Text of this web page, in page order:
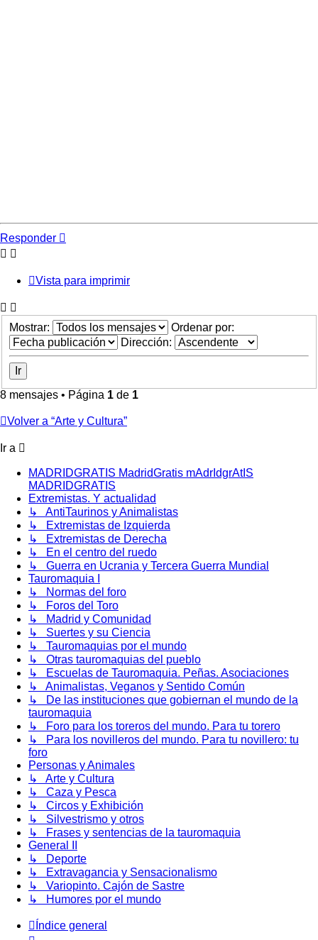
Responder
Vista para imprimir
Mostrar:
Ordenar por:
Dirección:
8 mensajes • Página 1 de 1
Volver a “Arte y Cultura”
Ir a
MADRIDGRATIS MadridGratis mAdrIdgrAtIS
MADRIDGRATIS
Extremistas. Y actualidad
↳ AntiTaurinos y Animalistas
↳ Extremistas de Izquierda
↳ Extremistas de Derecha
↳ En el centro del ruedo
↳ Guerra en Ucrania y Tercera Guerra Mundial
Tauromaquia I
↳ Normas del foro
↳ Foros del Toro
↳ Madrid y Comunidad
↳ Suertes y su Ciencia
↳ Tauromaquias por el mundo
↳ Otras tauromaquias del pueblo
↳ Escuelas de Tauromaquia. Peñas. Asociaciones
↳ Animalistas, Veganos y Sentido Común
↳ De las instituciones que gobiernan el mundo de la
tauromaquia
↳ Foro para los toreros del mundo. Para tu torero
↳ Para los novilleros del mundo. Para tu novillero: tu
foro
Personas y Animales
↳ Arte y Cultura
↳ Caza y Pesca
↳ Circos y Exhibición
↳ Silvestrismo y otros
↳ Frases y sentencias de la tauromaquia
General II
↳ Deporte
↳ Extravagancia y Sensacionalismo
↳ Variopinto. Cajón de Sastre
↳ Humores por el mundo
Índice general